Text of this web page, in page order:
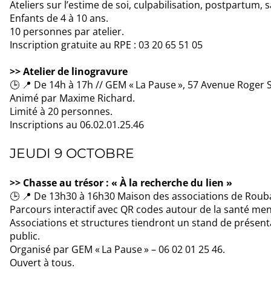
Ateliers sur l’estime de soi, culpabilisation, postpartum,
Enfants de 4 à 10 ans.
10 personnes par atelier.
Inscription gratuite au RPE : 03 20 65 51 05
>> Atelier de linogravure
🕒 📍 De 14h à 17h // GEM « La Pause », 57 Avenue
Animé par Maxime Richard.
Limité à 20 personnes.
Inscriptions au 06.02.01.25.46
JEUDI 9 OCTOBRE
>> Chasse au trésor : « À la recherche du lien »
🕒 📍 De 13h30 à 16h30 Maison des associations de
Parcours interactif avec QR codes autour de la santé
Associations et structures tiendront un stand de
public.
Organisé par GEM « La Pause » – 06 02 01 25 46.
Ouvert à tous.